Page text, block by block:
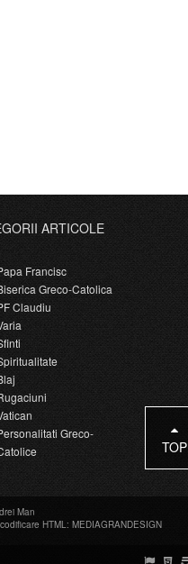
ARTICOLE
Francisc
Greco-Catolica
Claudiu
Greco-
TOP
Man
codificare HTML : MEDIAGRANDESIGN